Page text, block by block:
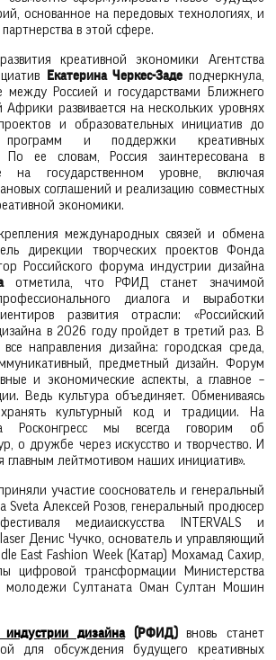
основанное на передовых технологиях, и
в этой сфере.
креативной экономики Агентства
Екатерина Черкес-Заде подчеркнула,
между Россией и государствами Ближнего
Африки развивается на нескольких уровнях
и образовательных инициатив до
программ и поддержки креативных
По ее словам, Россия заинтересована в
на государственном уровне, включая
соглашений и реализацию совместных
экономики.
международных связей и обмена
дирекции творческих проектов Фонда
Российского форума индустрии дизайна
отметила, что РФИД станет значимой
диалога и выработки
развития отрасли: «Российский
в 2026 году пройдет в третий раз. В
направления дизайна: городская среда,
предметный дизайн. Форум
и экономические аспекты, а главное –
Ведь культура объединяет. Обмениваясь
культурный код и традиции. На
Росконгресс мы всегда говорим об
о дружбе через искусство и творчество. И
главным лейтмотивом наших инициатив».
участие сооснователь и генеральный
Sveta Алексей Розов, генеральный продюсер
медиаискусства INTERVALS и
Денис Чучко, основатель и управляющий
East Fashion Week (Катар) Мохамад Сахир,
цифровой трансформации Министерства
молодежи Султаната Оман Султан Мошин
дизайна(РФИД)вновь станет
для обсуждения будущего креативных